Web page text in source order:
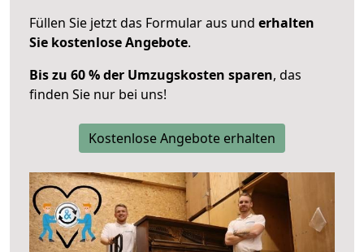
Füllen Sie jetzt das Formular aus und erhalten
Sie kostenlose Angebote.
Bis zu 60 % der Umzugskosten sparen, das
finden Sie nur bei uns!
Kostenlose Angebote erhalten